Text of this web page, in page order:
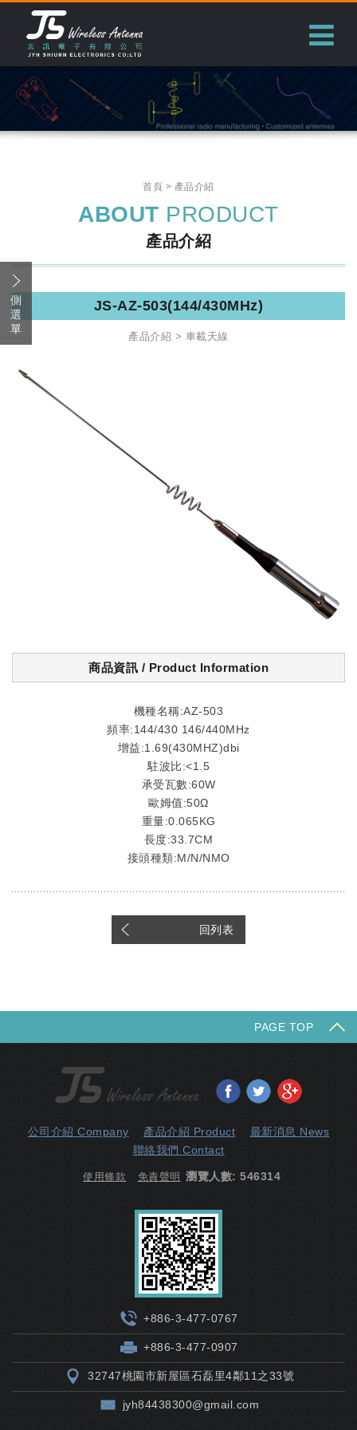
首頁 產品介紹
ABOUT PRODUCT
產品介紹
側
選
單
JS-AZ-503(144/430MHz)
產品介紹 車載天線
商品資訊 / Product Information
機種名稱:AZ-503
頻率:144/430 146/440MHz
增益:1.69(430MHZ)dbi
駐波比:<1.5
承受瓦數:60W
歐姆值:50Ω
重量:0.065KG
長度:33.7CM
接頭種類:M/N/NMO
回列表
PAGE TOP
分享至Facebook
分享至Twitter
公司介紹 Company 產品介紹 Product
最新消息 News
聯絡我們 Contact
使用條款 免責聲明 瀏覽人數: 546314
+886-3-477-0767
+886-3-477-0907
32747桃園市新屋區石磊里4鄰11之33號
jyh84438300@gmail.com